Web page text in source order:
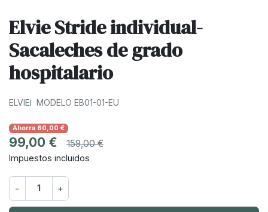
Elvie Stride individual-
Sacaleches de grado
hospitalario
ELVIE MODELO EB01-01-EU
Ahorra 60,00 €
99,00 € 159,00 €
Impuestos incluidos
- +